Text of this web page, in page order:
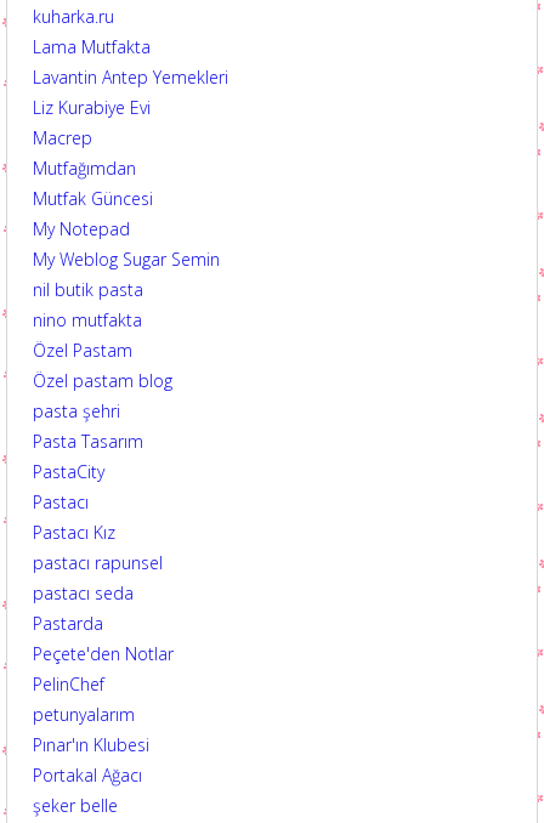
kuharka.ru
Lama Mutfakta
Lavantin Antep Yemekleri
Liz Kurabiye Evi
Macrep
Mutfağımdan
Mutfak Güncesi
My Notepad
My Weblog Sugar Semin
nil butik pasta
nino mutfakta
Özel Pastam
Özel pastam blog
pasta şehri
Pasta Tasarım
PastaCity
Pastacı
Pastacı Kız
pastacı rapunsel
pastacı seda
Pastarda
Peçete'den Notlar
PelinChef
petunyalarım
Pınar'ın Klubesi
Portakal Ağacı
şeker belle